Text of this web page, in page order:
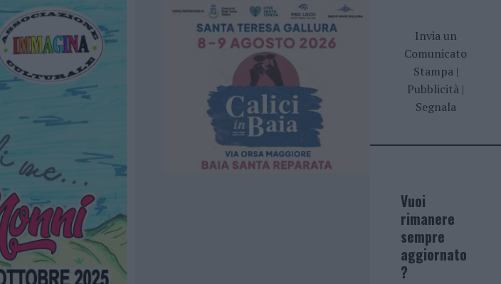
Invia un
Comunicato
Stampa|
Pubblicità |
Segnala
Vuoi
rimanere
sempre
aggiornato
?